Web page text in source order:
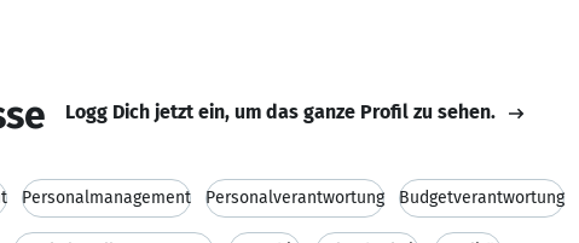
Logg Dich jetzt ein, um das ganze Profil zu sehen.
Personalmanagement Personalverantwortung Budgetverantwortung